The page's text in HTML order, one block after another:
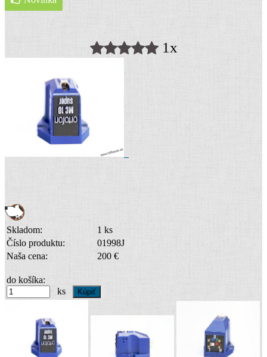
1x
Skladom:
1 ks
Číslo produktu:
01998J
Naša cena:
200 €
do košíka:
ks